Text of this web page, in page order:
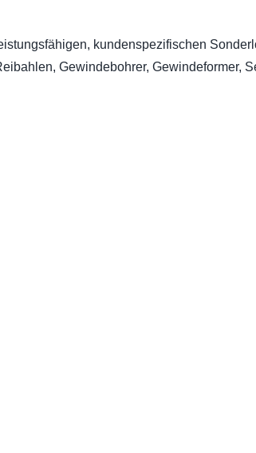
kundenspezifischen
Gewinde­bohrer, Ge­windeformer,